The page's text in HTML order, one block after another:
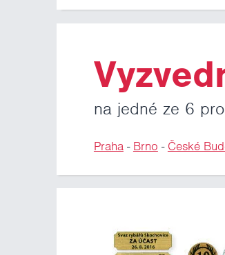
na jedné ze 6
Praha- Brno - České